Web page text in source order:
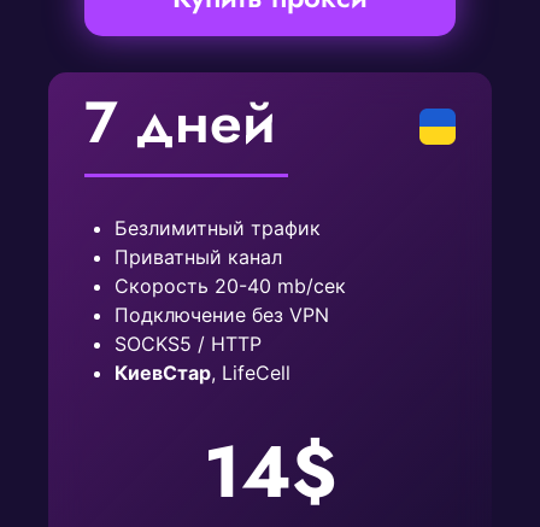
7 дней
Безлимитный трафик
Приватный канал
Скорость 20-40 mb/сек
Подключение без VPN
SOCKS5 / HTTP
КиевСтар, LifeCell
14$